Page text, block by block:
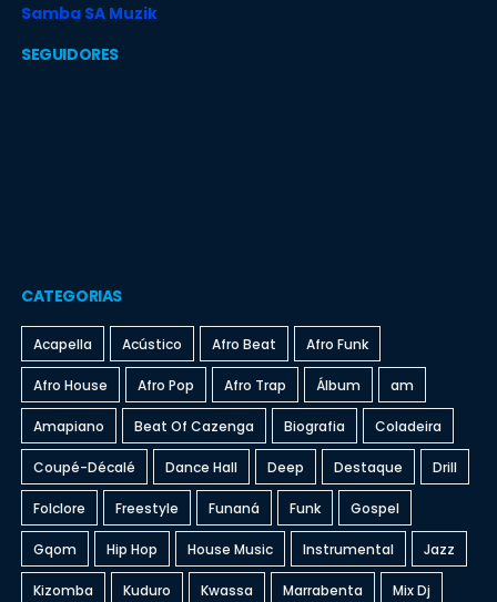
Samba SA Muzik
SEGUIDORES
CATEGORIAS
Acapella Acústico Afro Beat Afro Funk
Afro House Afro Pop Afro Trap Álbum am
Amapiano Beat Of Cazenga Biografia Coladeira
Coupé-Décalé Dance Hall Deep Destaque Drill
Folclore Freestyle Funaná Funk Gospel
Gqom Hip Hop House Music Instrumental Jazz
Kizomba Kuduro Kwassa Marrabenta Mix Dj